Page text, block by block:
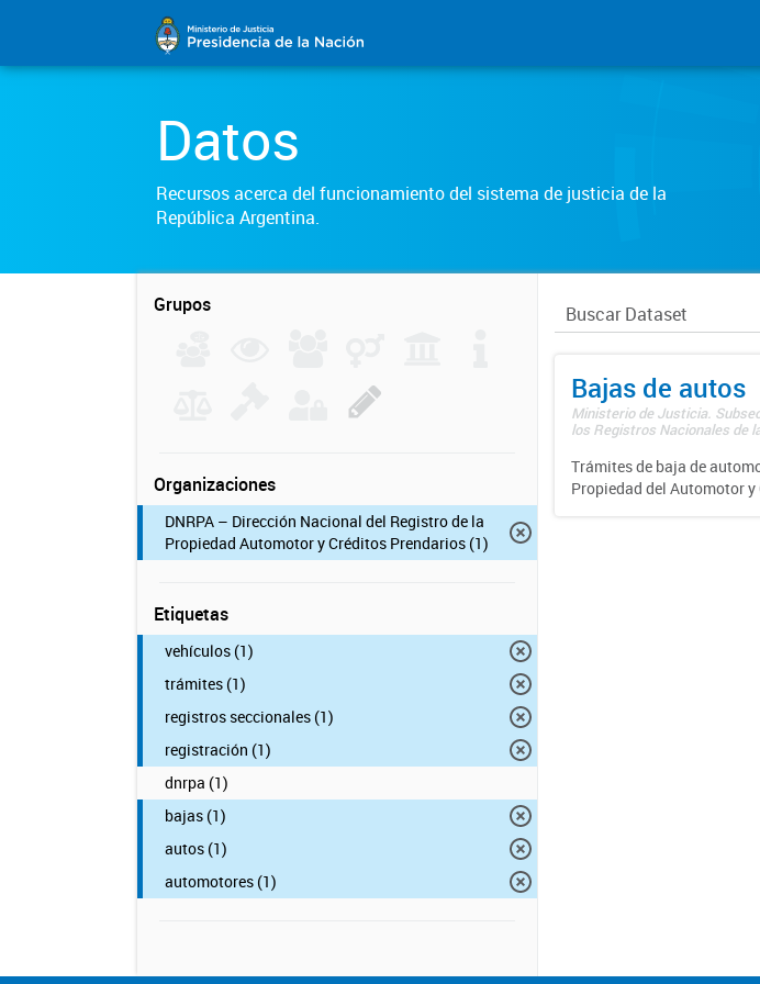
Datos
Recursos acerca del funcionamiento del sistema de justicia de la
República Argentina.
Grupos
Organizaciones
DNRPA – Dirección Nacional del Registro de la
Propiedad Automotor y Créditos Prendarios (1)
Etiquetas
vehículos (1)
trámites (1)
registros seccionales (1)
registración (1)
dnrpa (1)
bajas (1)
autos (1)
automotores (1)
Bajas de autos
Ministerio de Justicia.
los Registros Nacionales de
Trámites de baja de
Propiedad del Automotor